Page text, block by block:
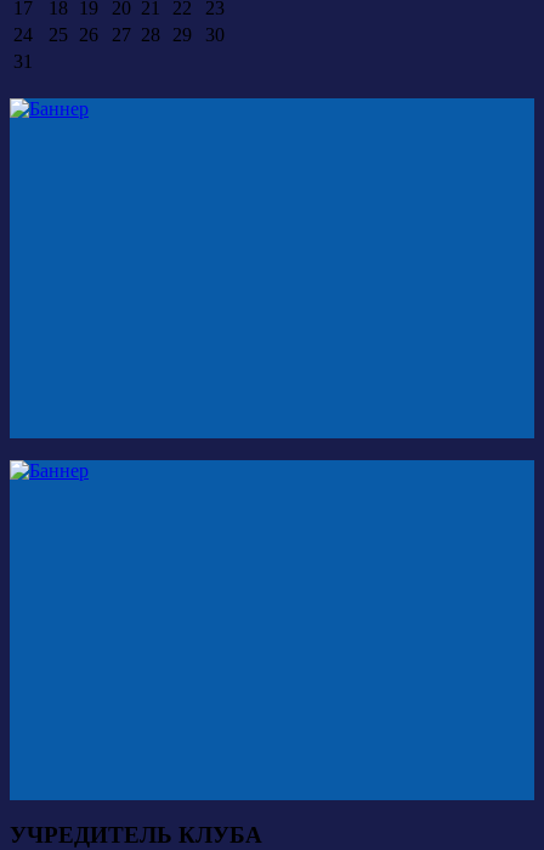
17 18 19 20 21 22
23
24
25 26 27 28 29
30
31
УЧРЕДИТЕЛЬ КЛУБА